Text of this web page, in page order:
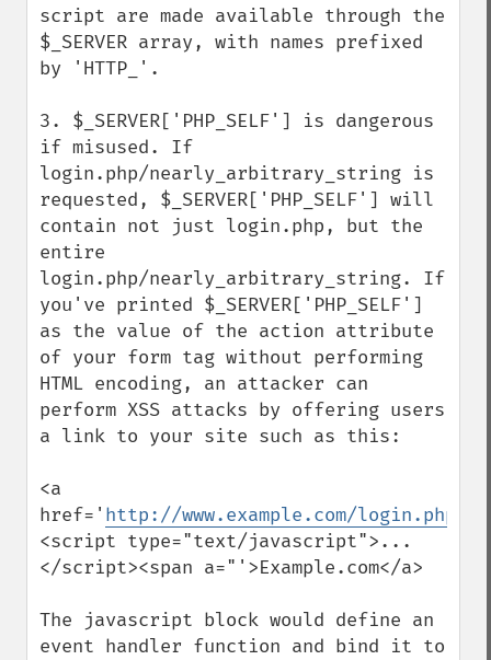
script are made available through the
$_SERVER array, with names prefixed
by 'HTTP_'.
3. $_SERVER['PHP_SELF'] is dangerous
if misused. If
login.php/nearly_arbitrary_string is
requested, $_SERVER['PHP_SELF'] will
contain not just login.php, but the
entire
login.php/nearly_arbitrary_string. If
you've printed $_SERVER['PHP_SELF']
as the value of the action attribute
of your form tag without performing
HTML encoding, an attacker can
perform XSS attacks by offering users
a link to your site such as this:
<a
href=' http://www.example.com/login.php/
<script type="text/javascript">...
</script><span a="'>Example.com</a>
The javascript block would define an
event handler function and bind it to